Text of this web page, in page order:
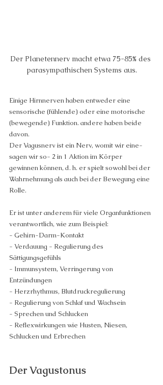
Der Planetennerv macht etwa 75-85% des
parasympathischen Systems aus.
Einige Hirnnerven haben entweder eine
sensorische (fühlende) oder eine motorische
(bewegende) Funktion. andere haben beide
davon.
Der Vagusnerv ist ein Nerv, womit wir eine-
sagen wir so- 2 in 1 Aktion im Körper
gewinnen können, d. h. er spielt sowohl bei der
Wahrnehmung als auch bei der Bewegung eine
Rolle.
Er ist unter anderem für viele Organfunktionen
verantwortlich, wie zum Beispiel:
- Gehirn-Darm-Kontakt
- Verdauung - Regulierung des
Sättigungsgefühls
- Immunsystem, Verringerung von
Entzündungen
- Herzrhythmus, Blutdruckregulierung
- Regulierung von Schlaf und Wachsein
- Sprechen und Schlucken
- Reflexwirkungen wie Husten, Niesen,
Schlucken und Erbrechen
Der Vagustonus